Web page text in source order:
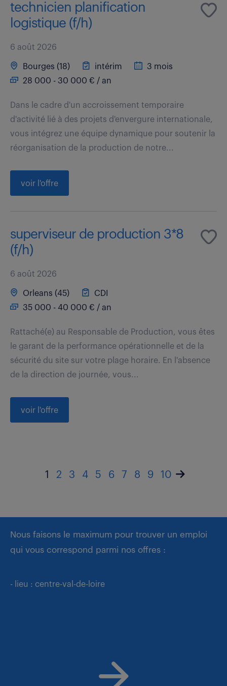
technicien planification
logistique (f/h)
6 août 2026
Bourges (18) intérim
3 mois
28 000 - 30 000 € / an
Dans le cadre d'un accroissement temporaire
d'activité lié à des projets d'envergure internationale,
vous intégrez une équipe dynamique pour soutenir la
réorganisation de la production de notre...
voir l'offre
superviseur de production 3*8
(f/h)
6 août 2026
Orleans (45)
CDI
35 000 - 40 000 € / an
Rattaché(e) au Responsable de Production, vous êtes
le garant de la performance opérationnelle et de la
sécurité du site sur votre plage horaire. En l'absence
de la direction de journée, vous...
voir l'offre
1 2 3 4 5 6 7 8 9 10
Nous faisons le maximum pour trouver un emploi
qui vous correspond parmi nos offres :
- lieu : centre-val-de-loire